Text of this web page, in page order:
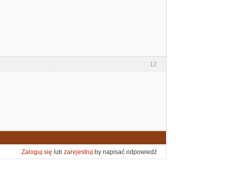
12
Zaloguj się lub zarejestruj by napisać odpowiedź